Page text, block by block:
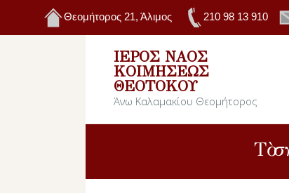
Θεομήτορος 21, Άλιμος 210 98 13 910
ΙΕΡΌΣ ΝΑΌΣ
ΚΟΙΜΉΣΕΩΣ
ΘΕΟΤΌΚΟΥ
Άνω Καλαμακίου Θεομήτορος
Τὸ